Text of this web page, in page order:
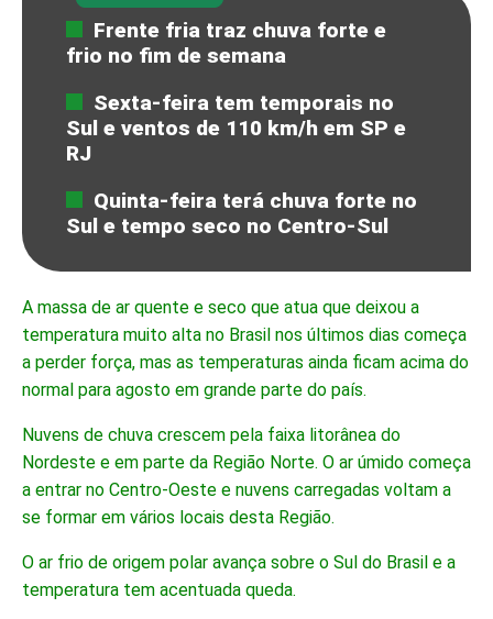
Frente fria traz chuva forte e
frio no fim de semana
Sexta-feira tem temporais no
Sul e ventos de 110 km/h em SP e
RJ
Quinta-feira terá chuva forte no
Sul e tempo seco no Centro-Sul
A massa de ar quente e seco que atua que deixou a
temperatura muito alta no Brasil nos últimos dias começa
a perder força, mas as temperaturas ainda ficam acima do
normal para agosto em grande parte do país.
Nuvens de chuva crescem pela faixa litorânea do
Nordeste e em parte da Região Norte. O ar úmido começa
a entrar no Centro-Oeste e nuvens carregadas voltam a
se formar em vários locais desta Região.
O ar frio de origem polar avança sobre o Sul do Brasil e a
temperatura tem acentuada queda.